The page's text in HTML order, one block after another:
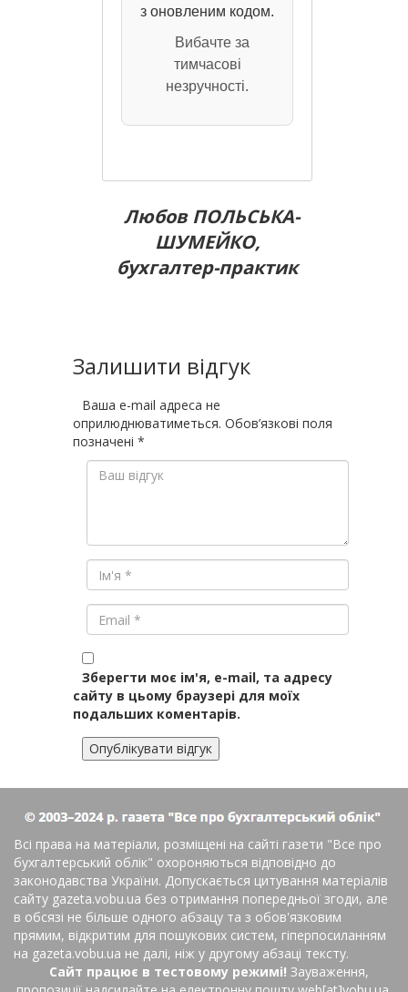
з оновленим кодом.
Вибачте за
тимчасові
незручності.
Любов ПОЛЬСЬКА-
ШУМЕЙКО,
бухгалтер-практик
Залишити відгук
Ваша e-mail адреса не
оприлюднюватиметься. Обов’язкові поля
позначені *
Зберегти моє ім'я, e-mail, та адресу
сайту в цьому браузері для моїх
подальших коментарів.
Всі права на матеріали, розміщені на сайті газети "Все про
бухгалтерський облік" охороняються відповідно до
законодавства України. Допускається цитування матеріалів
сайту gazeta.vobu.ua без отримання попередньої згоди, але
в обсязі не більше одного абзацу та з обов'язковим
прямим, відкритим для пошукових систем, гіперпосиланням
на gazeta.vobu.ua не далі, ніж у другому абзаці тексту.
Сайт працює в тестовому режимі! Зауваження,